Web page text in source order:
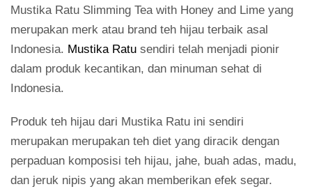
Mustika Ratu Slimming Tea with Honey and Lime yang
merupakan merk atau brand teh hijau terbaik asal
Indonesia. Mustika Ratu sendiri telah menjadi pionir
dalam produk kecantikan, dan minuman sehat di
Indonesia.
Produk teh hijau dari Mustika Ratu ini sendiri
merupakan merupakan teh diet yang diracik dengan
perpaduan komposisi teh hijau, jahe, buah adas, madu,
dan jeruk nipis yang akan memberikan efek segar.